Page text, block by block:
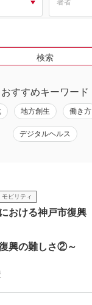
おすすめキーワード
地方創生 働き方
デジタルヘルス
モビリティ
おける神戸市復興
興の難しさ②～